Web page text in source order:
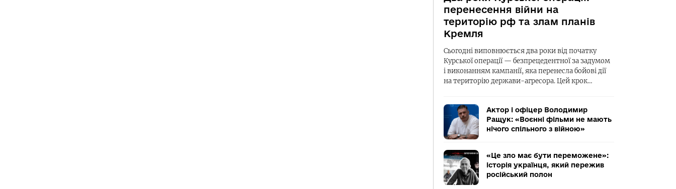
перенесення війни на
територію рф та злам планів
Кремля
Сьогодні виповнюється два роки від початку
Курської операції — безпрецедентної за задумом
і виконанням кампанії, яка перенесла бойові дії
на територію держави-агресора. Цей крок…
Актор і офіцер Володимир
Ращук: «Воєнні фільми не мають
нічого спільного з війною»
«Це зло має бути переможене»:
історія українця, який пережив
російський полон